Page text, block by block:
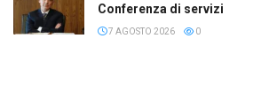
Conferenza di servizi
7 AGOSTO 2026 0